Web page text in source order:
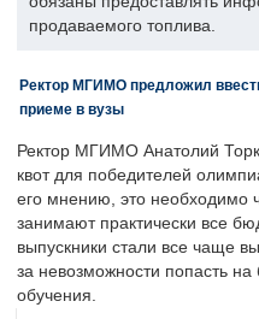
продаваемого топлива.
Ректор МГИМО предложил
приеме в вузы
Ректор МГИМО Анатолий
квот для победителей
его мнению, это необходимо
занимают практически все
выпускники стали все чаще
за невозможности попасть
обучения.